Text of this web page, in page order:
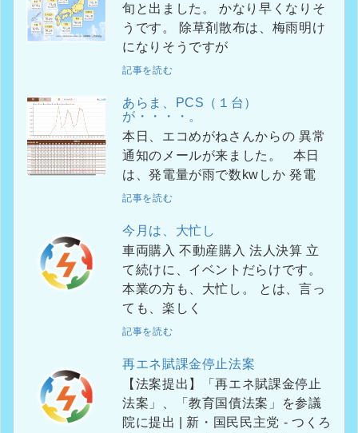
旬と出ました。 かなり早くなりそ
うです。 除草剤散布は、梅雨明け
になりそうですが
記事を読む
あらま、PCS（１台）
が・・・・。
本日、エコめがねさんからの 異常
通知のメールが来ました。 本日
は、発電量が雨で数kwしか 発電
記事を読む
今月は、大忙し
車両購入 不動産購入 法人決算 立
て続けに、イベントだらけです。
本業の方も、大忙し。 とは、言っ
ても、楽しく
記事を読む
再エネ賦課金停止法案
【法案提出】「再エネ賦課金停止
法案」、「教育国債法案」を参議
院に提出 | 新・国民民主党 - つくろ